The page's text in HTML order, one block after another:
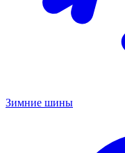
Зимние шины